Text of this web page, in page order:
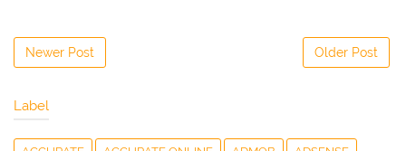
Newer Post Older Post
Label